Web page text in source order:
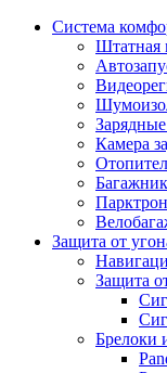
Система
Штатная
Камера
Защита от
Защита
Брелоки